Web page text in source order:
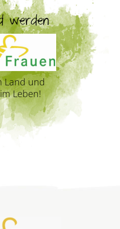
werden
Land und
Leben!